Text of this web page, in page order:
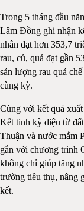
Trong 5 tháng đầu
Lâm Đồng ghi nhận
nhân đạt hơn 353,7
rau, củ, quả đạt gần
sản lượng rau quả
cùng kỳ.
Cùng với kết quả
Kết tinh kỳ diệu từ
Thuận và nước mắm
gắn với chương trình
không chỉ giúp tăng
trường tiêu thụ, nâng
kết.